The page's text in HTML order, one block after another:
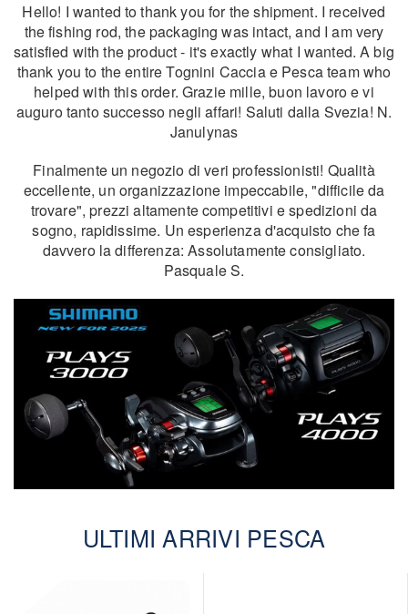
Hello! I wanted to thank you for the shipment. I received
the fishing rod, the packaging was intact, and I am very
satisfied with the product - it's exactly what I wanted. A big
thank you to the entire Tognini Caccia e Pesca team who
helped with this order. Grazie mille, buon lavoro e vi
auguro tanto successo negli affari! Saluti dalla Svezia! N.
Janulynas
Finalmente un negozio di veri professionisti! Qualità
eccellente, un organizzazione impeccabile, "difficile da
trovare", prezzi altamente competitivi e spedizioni da
sogno, rapidissime. Un esperienza d'acquisto che fa
davvero la differenza: Assolutamente consigliato.
Pasquale S.
ULTIMI ARRIVI PESCA